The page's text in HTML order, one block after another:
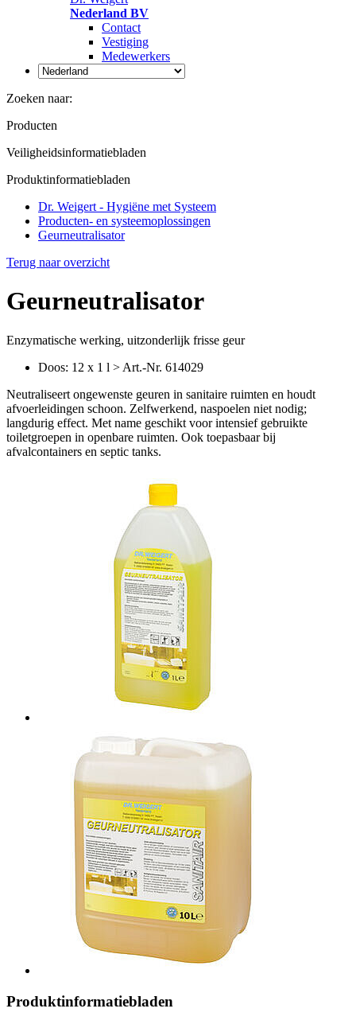
Nederland BV
Contact
Vestiging
Medewerkers
Zoeken naar:
Producten
Veiligheidsinformatiebladen
Produktinformatiebladen
Dr. Weigert - Hygiëne met Systeem
Producten- en systeemoplossingen
Geurneutralisator
Terug naar overzicht
Geurneutralisator
Enzymatische werking, uitzonderlijk frisse geur
Doos: 12 x 1 l > Art.-Nr. 614029
Neutraliseert ongewenste geuren in sanitaire ruimten en houdt
afvoerleidingen schoon. Zelfwerkend, naspoelen niet nodig;
langdurig effect. Met name geschikt voor intensief gebruikte
toiletgroepen in openbare ruimten. Ook toepasbaar bij
afvalcontainers en septic tanks.
Produktinformatiebladen